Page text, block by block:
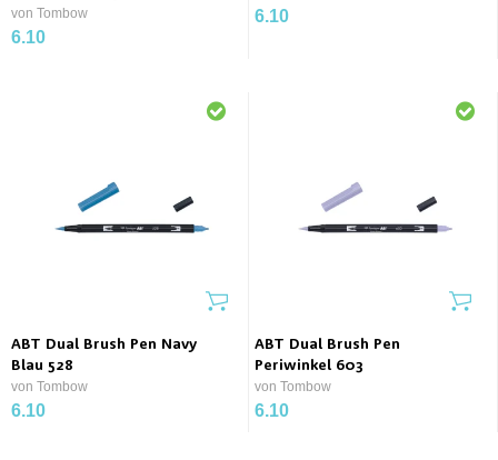
von Tombow
6.10
6.10
ABT Dual Brush Pen Navy
Blau 528
von Tombow
6.10
ABT Dual Brush Pen
Periwinkel 603
von Tombow
6.10